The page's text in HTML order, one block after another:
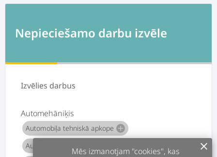
Nepieciešamo darbu izvēle
Izvēlies darbus
Automehāniķis
Automobiļa tehniskā apkope add
Automobiļa diagnostika
Mēs izmanotjam "cookies", kas
clear